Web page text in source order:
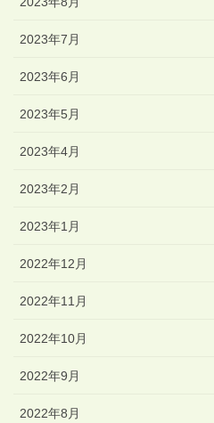
2023年7月
2023年6月
2023年5月
2023年4月
2023年2月
2023年1月
2022年12月
2022年11月
2022年10月
2022年9月
2022年8月